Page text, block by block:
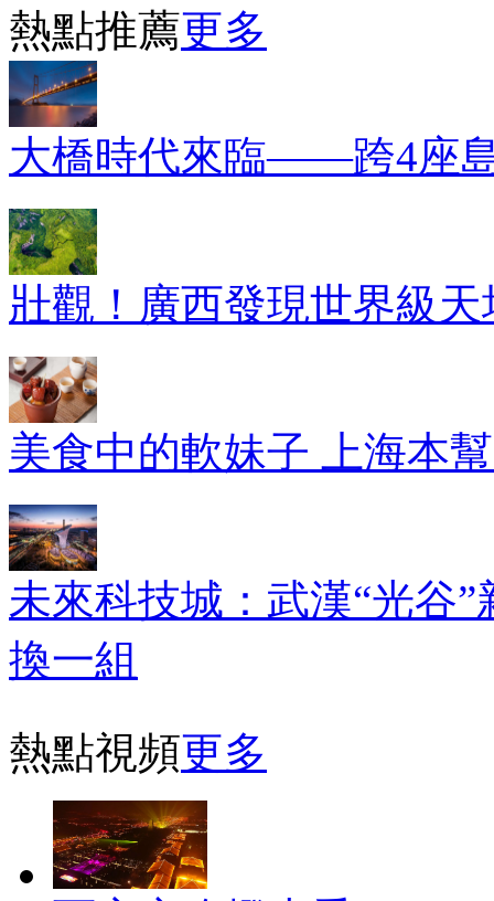
熱點推薦更多
大橋時代來臨——跨4座
壯觀！廣西發現世界級
美食中的軟妹子 上海本
未來科技城：武漢“光谷”
換一組
熱點視頻更多